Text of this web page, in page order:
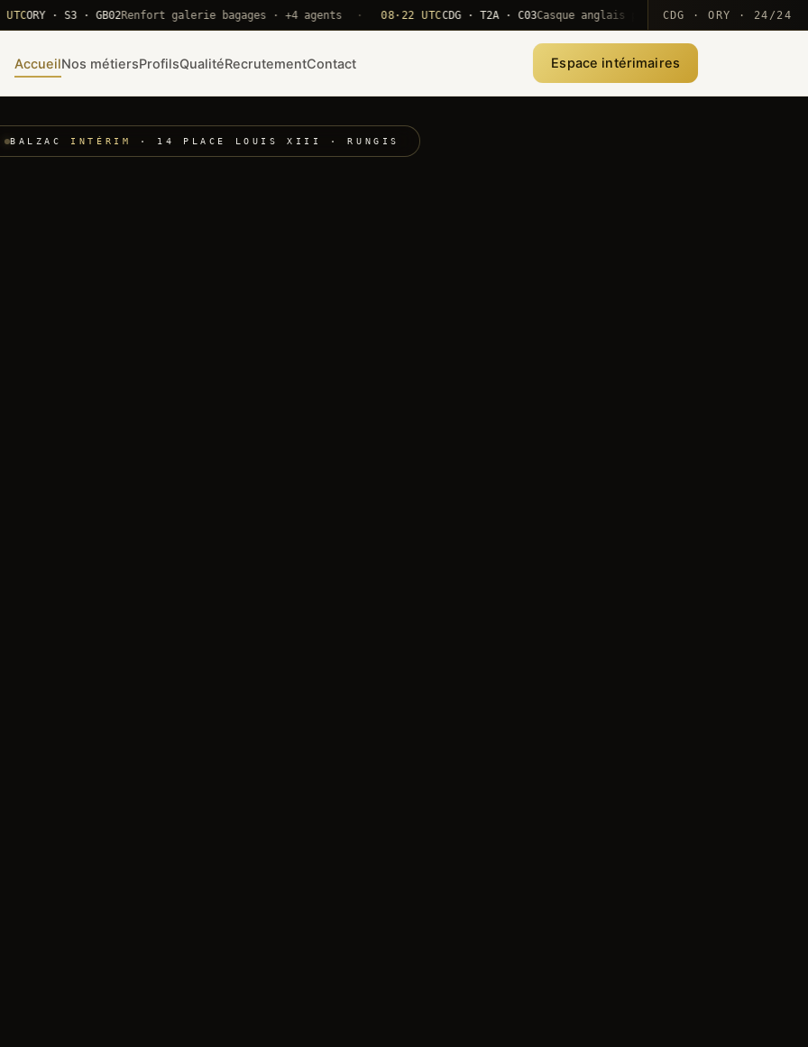
· S3 · GB02Renfort galerie bagages · +4 agents · 08·22 UTCCDG · T2A · C03 Casque anglais positionné · rotation MEA ·
CDG · ORY · 24/24
AccueilNos métiersProfilsQualitéRecrutementContact Espace intérimaires
BALZAC INTÉRIM · 14 PLACE LOUIS XIII · RUNGIS